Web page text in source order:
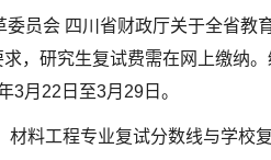
委员会 四川省财政厅关于全省
，研究生复试费需在网上缴纳
3月22日至3月29日。
材料工程专业复试分数线与学校